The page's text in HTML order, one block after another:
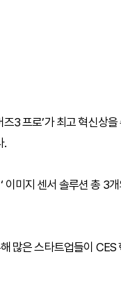
3 프로’가 최고 혁신상을
.
이미지 센서 솔루션 총 3
많은 스타트업들이 CES